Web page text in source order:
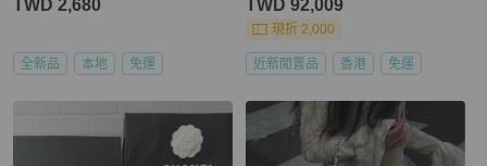
TWD 2,680
全新品 本地 免運
TWD 92,009
現折 2,000
近新閒置品 香港 免運